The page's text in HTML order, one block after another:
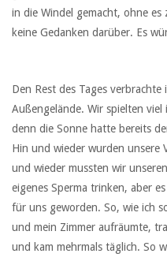
in die Windel gemacht, ohne
keine Gedanken darüber. Es
Den Rest des Tages
Außengelände. Wir spielten
denn die Sonne hatte bereits
Hin und wieder wurden unsere
und wieder mussten wir
eigenes Sperma trinken, aber
für uns geworden. So, wie ich
und mein Zimmer aufräumte,
und kam mehrmals täglich. So